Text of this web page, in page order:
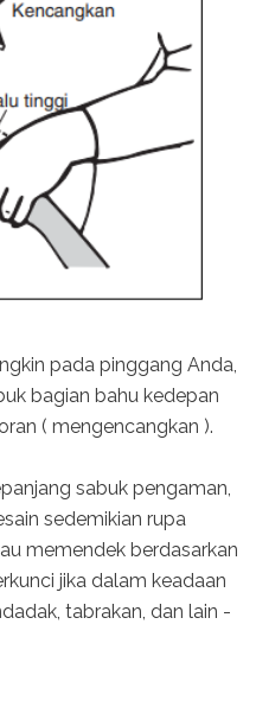
pada pinggang Anda,
bagian bahu kedepan
( mengencangkan ).
sabuk pengaman,
sedemikian rupa
memendek berdasarkan
jika dalam keadaan
tabrakan, dan lain -